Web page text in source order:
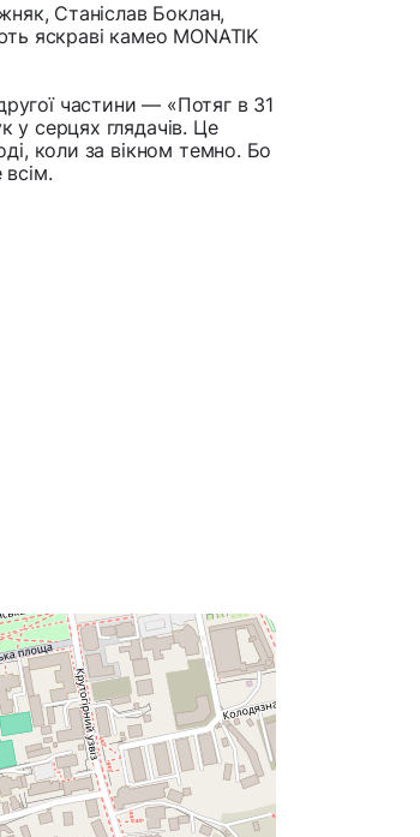
Станіслав Боклан,
яскраві камео MONATIK
частини — «Потяг в 31
у серцях глядачів. Це
коли за вікном темно. Бо